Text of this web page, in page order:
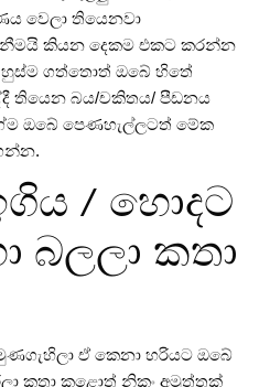
වෙලා තියෙනවා
කියන දෙකම එකට කරන්න
හුස්ම ගත්තොත්‌ ඔබේ හිතේ
තියෙන බය/චකිතය/ පීඩනය
ඔබේ පෙණහැල්ලටත්‌ මේක
/ හොදට
බලලා කතා
ඒ කෙනා හරියට ඔබේ
කතා කළොත්‌ නිකං අමුත්තක්‌